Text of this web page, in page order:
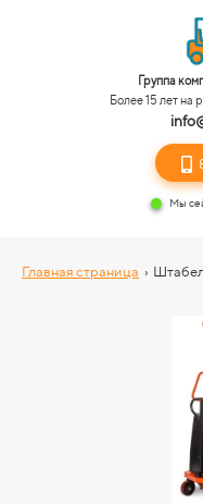
Группа
Более 15 лет на
Мы
Главная страница ›